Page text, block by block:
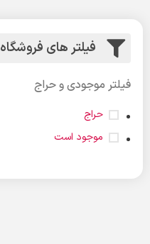
فیلتر های فروشگاه
فیلتر موجودی و حراج
حراج
موجود است